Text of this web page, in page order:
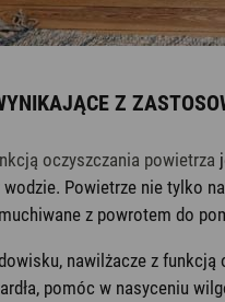
Z
oczyszczania powietrza
Powietrze nie tylko
z powrotem do
nawilżacze z
pomóc w nasyceniu